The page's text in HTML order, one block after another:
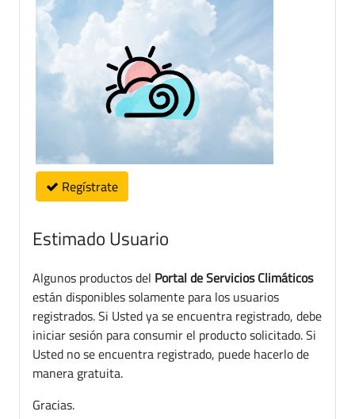
Regístrate
Estimado Usuario
Algunos productos del Portal de Servicios Climáticos
están disponibles solamente para los usuarios
registrados. Si Usted ya se encuentra registrado, debe
iniciar sesión para consumir el producto solicitado. Si
Usted no se encuentra registrado, puede hacerlo de
manera gratuita.
Gracias.